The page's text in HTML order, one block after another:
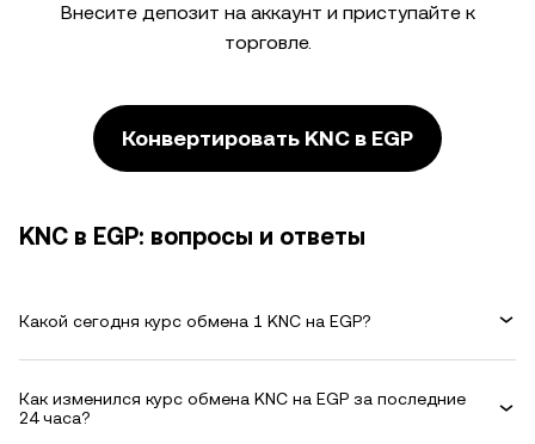
Внесите депозит на аккаунт и приступайте к
торговле.
Конвертировать KNC в EGP
KNC в EGP: вопросы и ответы
Какой сегодня курс обмена 1 KNC на EGP?
Как изменился курс обмена KNC на EGP за последние
24 часа?